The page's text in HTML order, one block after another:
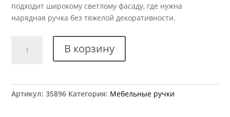
подходит широкому светлому фасаду, где нужна
нарядная ручка без тяжелой декоративности.
товара
0903
В корзину
Артикул:35896 Категория: Мебельные ручки